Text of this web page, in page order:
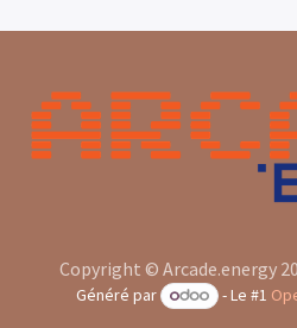
Copyright © Arcade.energy
Généré par
- Le #1